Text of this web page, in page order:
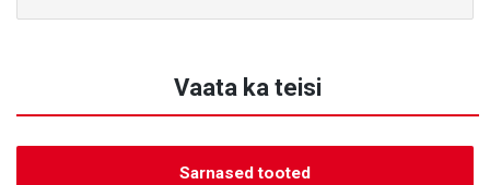
Vaata ka teisi
Sarnased tooted